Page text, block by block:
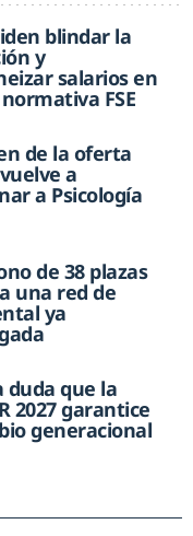
blindar la
y
salarios en
FSE
de la oferta
a
a Psicología
de 38 plazas
una red de
ya
duda que la
2027 garantice
generacional